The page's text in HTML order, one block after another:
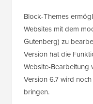
Block-Themes
Websites mit dem
Gutenberg) zu
Version hat die
Website-
Version 6.7 wird
bringen.